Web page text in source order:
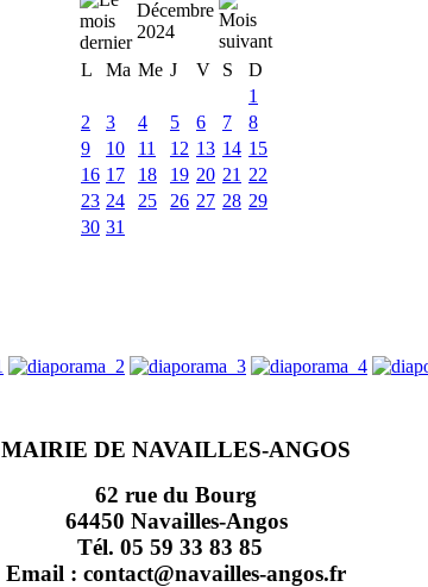
Décembre
2024
L
Ma Me J V S
D
1
2
3 4 5 6 7
8
9
10 11 12 13 14 15
16 17 18 19 20 21 22
23 24 25 26 27 28 29
30 31
MAIRIE DE NAVAILLES-ANGOS
62 rue du Bourg
64450 Navailles-Angos
Tél. 05 59 33 83 85
Email : contact@navailles-angos.fr